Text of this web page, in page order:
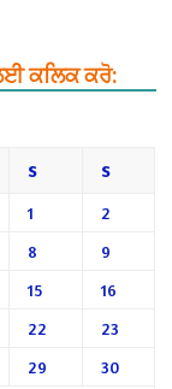
ਕਲਿਕ ਕਰੋ:
S S
1
2
8
9
15
16
22
23
29 30